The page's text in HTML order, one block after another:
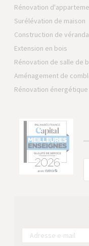
Rénovation
Surélévation de maison
Construction de véranda
Extension en bois
Rénovation de salle de
Aménagement de
Rénovation énergétique